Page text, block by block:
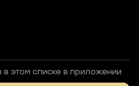
этом списке в приложении